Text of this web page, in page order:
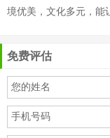
境优美，文化多元，能
免费评估